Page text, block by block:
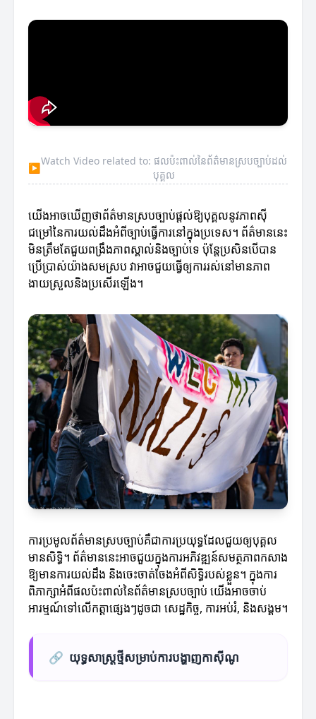
▶
Watch Video related to: ផលប៉ះពាល់នៃព័ត៌មានស្របច្បាប់ដល់
បុគ្គល
យើងអាចឃើញថាព័ត៌មានស្របច្បាប់ផ្តល់ឱ្យបុគ្គលនូវភាពស៊ី
ជម្រៅនៃការយល់ដឹងអំពីច្បាប់ធ្វើការនៅក្នុងប្រទេស។ ព័ត៌មាននេះ
មិនត្រឹមតែជួយពង្រឹងភាពស្គាល់និងច្បាប់ទេ ប៉ុន្តែប្រសិនបើបាន
ប្រើប្រាស់យ៉ាងសមស្រប វាអាចជួយធ្វើឲ្យការរស់នៅមានភាព
ងាយស្រួលនិងប្រសើរឡើង។
ការប្រមូលព័ត៌មានស្របច្បាប់គឺជាការប្រយុទ្ធដែលជួយឲ្យបុគ្គល
មានសិទ្ធិ។ ព័ត៌មាននេះអាចជួយក្នុងការអភិវឌ្ឍន៍សមត្ថភាពកសាង
ឱ្យមានការយល់ដឹង និងចេះចាត់ចែងអំពីសិទ្ធិរបស់ខ្លួន។ ក្នុងការ
ពិភាក្សាអំពីផលប៉ះពាល់នៃព័ត៌មានស្របច្បាប់ យើងអាចចាប់
អារម្មណ៍ទៅលើកត្តាផ្សេងៗដូចជា សេដ្ឋកិច្ច, ការអប់រំ, និងសង្គម។
🔗 យុទ្ធសាស្ត្រថ្មីសម្រាប់ការបង្ហាញកាស៊ីណូ